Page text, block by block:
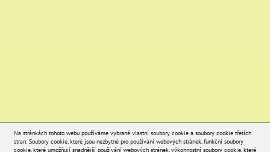
Na stránkách tohoto webu používáme vybrané vlastní soubory cookie a soubory cookie třetích
stran: Soubory cookie, které jsou nezbytné pro používání webových stránek, funkční soubory
cookie, které umožňují snadnější používání webových stránek, výkonnostní soubory cookie, které